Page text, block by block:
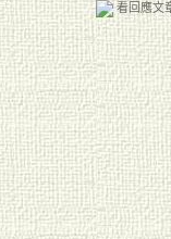
看回應文